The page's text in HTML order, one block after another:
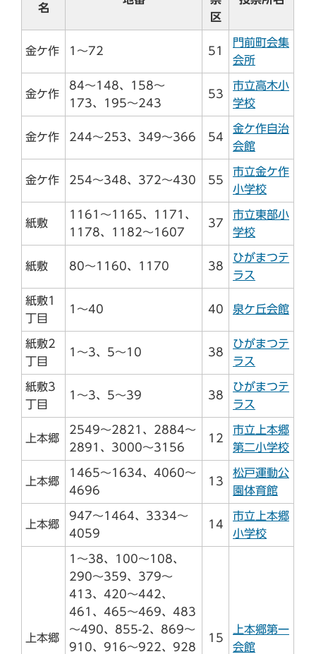
名
区
金ケ作 1～72 51
門前町会集
会所
金ケ作
84～148、158～
173、195～243
53
市立高木小
学校
金ケ作 244～253、349～366 54
金ケ作自治
会館
金ケ作 254～348、372～430 55
市立金ケ作
小学校
紙敷
1161～1165、1171、
1178、1182～1607
37
市立東部小
学校
紙敷 80～1160、1170 38
ひがまつテ
ラス
紙敷1
丁目
1～40 40 泉ケ丘会館
紙敷2
丁目
1～3、5～10 38
ひがまつテ
ラス
紙敷3
丁目
1～3、5～39 38
ひがまつテ
ラス
上本郷
2549～2821、2884～
2891、3000～3156
12
市立上本郷
第二小学校
上本郷
1465～1634、4060～
4696
13
松戸運動公
園体育館
上本郷
947～1464、3334～
4059
14
市立上本郷
小学校
上本郷
1～38、100～108、
290～359、379～
413、420～442、
461、465～469、483
～490、855-2、869～
910、916～922、928
15
上本郷第一
会館